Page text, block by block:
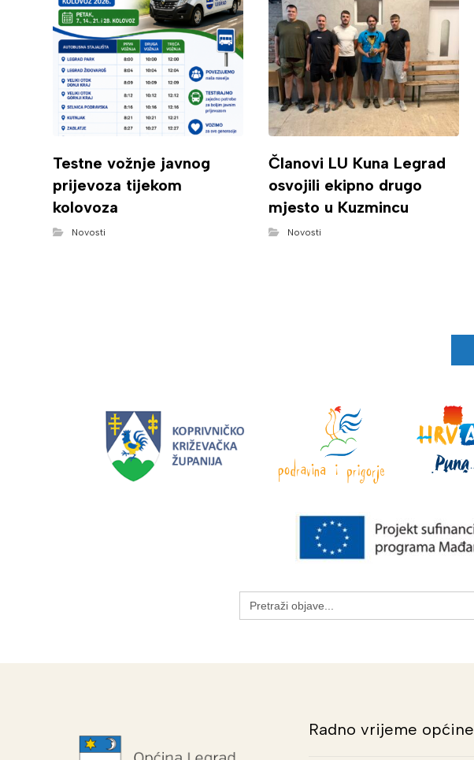
Testne vožnje javnog
prijevoza tijekom
kolovoza
Novosti
Članovi LU Kuna Legrad
osvojili ekipno drugo
mjesto u Kuzmincu
Novosti
Search
for:
Radno vrijeme općine